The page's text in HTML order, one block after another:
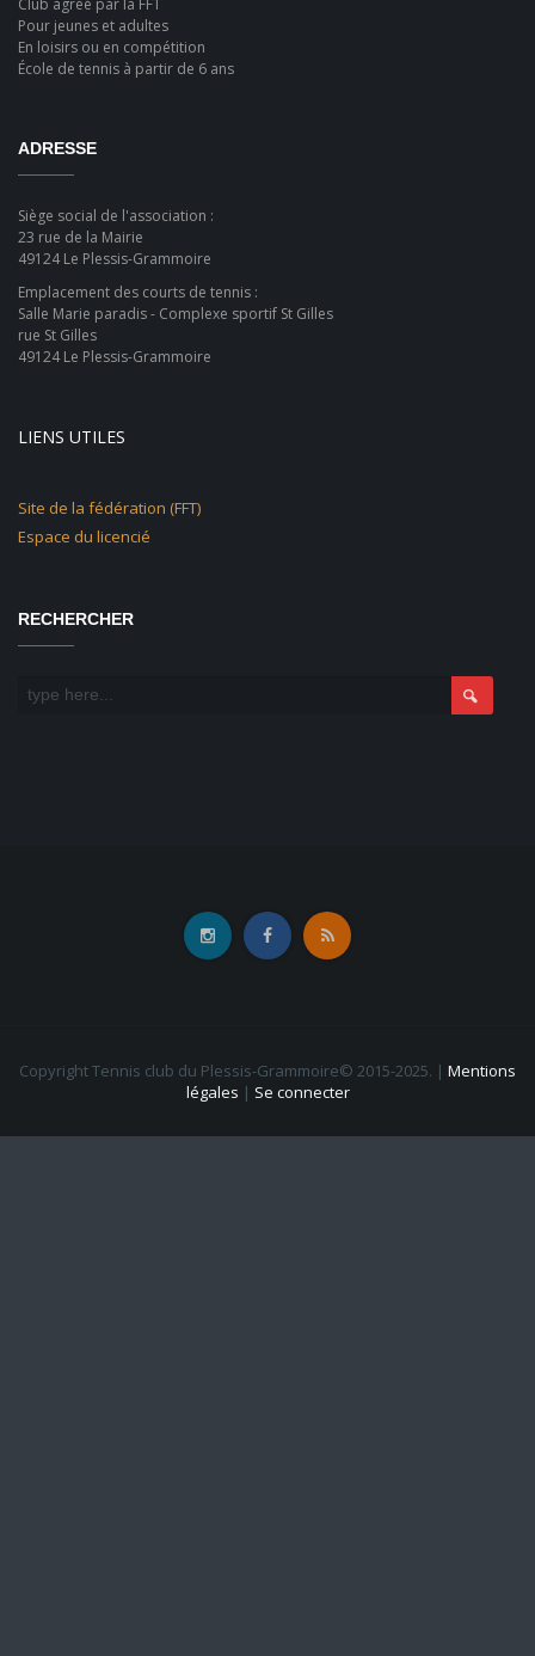
Club agréé par la FFT
Pour jeunes et adultes
En loisirs ou en compétition
École de tennis à partir de 6 ans
ADRESSE
Siège social de l'association :
23 rue de la Mairie
49124 Le Plessis-Grammoire
Emplacement des courts de tennis :
Salle Marie paradis - Complexe sportif St Gilles
rue St Gilles
49124 Le Plessis-Grammoire
LIENS UTILES
Site de la fédération (FFT)
Espace du licencié
RECHERCHER
Copyright Tennis club du Plessis-Grammoire© 2015-2025. | Mentions
légales | Se connecter